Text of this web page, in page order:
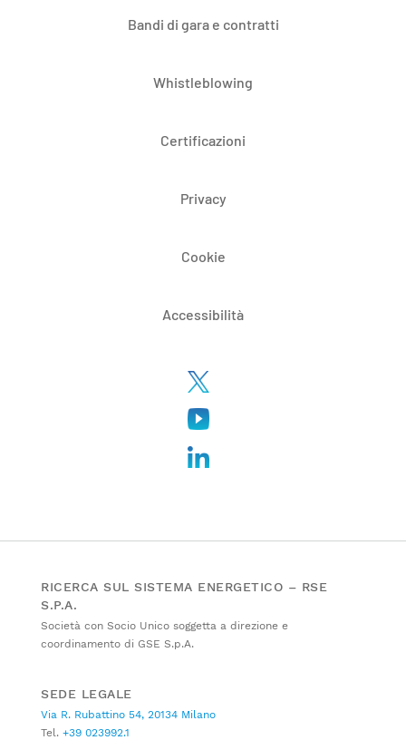
Bandi di gara e contratti
Whistleblowing
Certificazioni
Privacy
Cookie
Accessibilità
RICERCA SUL SISTEMA ENERGETICO – RSE
S.P.A.
Società con Socio Unico soggetta a direzione e
coordinamento di GSE S.p.A.
SEDE LEGALE
Via R. Rubattino 54, 20134 Milano
Tel. +39 023992.1